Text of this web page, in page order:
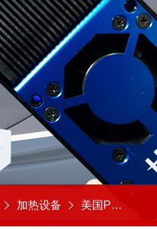
加热设备 美国PCS精密控制